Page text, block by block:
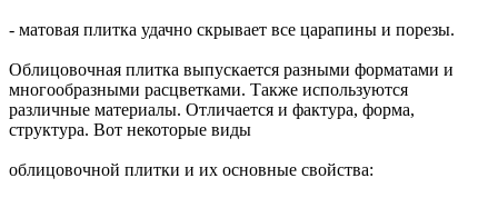
- матовая плитка удачно скрывает все царапины и порезы.
Облицовочная плитка выпускается разными форматами и
многообразными расцветками. Также используются
различные материалы. Отличается и фактура, форма,
структура. Вот некоторые виды
облицовочной плитки и их основные свойства: